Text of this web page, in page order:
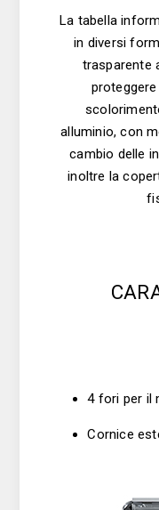
La tabella
in diversi
trasparente
alluminio, con
cambio delle
inoltre la
4 fori per il
Cornice